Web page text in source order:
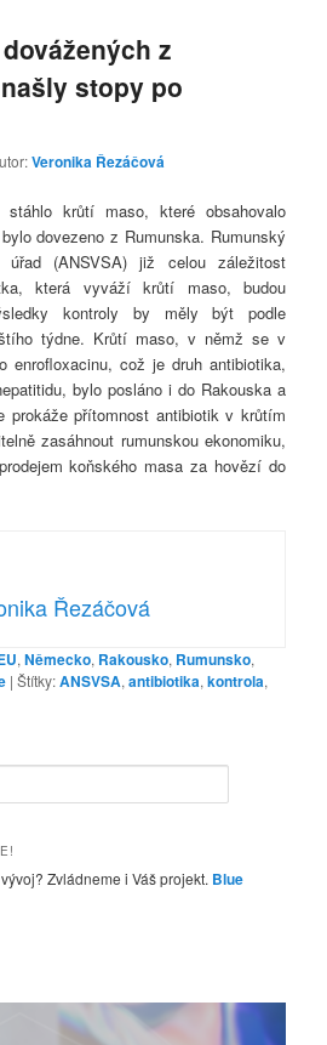
z
stopy po
Veronika Řezáčová
stáhlo krůtí maso, které obsahovalo
dovezeno z Rumunska. Rumunský
úřad (ANSVSA) již celou záležitost
která vyváží krůtí maso, budou
kontroly by měly být podle
týdne. Krůtí maso, v němž se v
enrofloxacinu, což je druh antibiotika,
bylo posláno i do Rakouska a
prokáže přítomnost antibiotik v krůtím
zasáhnout rumunskou ekonomiku,
koňského masa za hovězí do
Řezáčová
,Německo, Rakousko, Rumunsko,
|Štítky:ANSVSA,antibiotika,kontrola,
Zvládneme i Váš projekt. Blue